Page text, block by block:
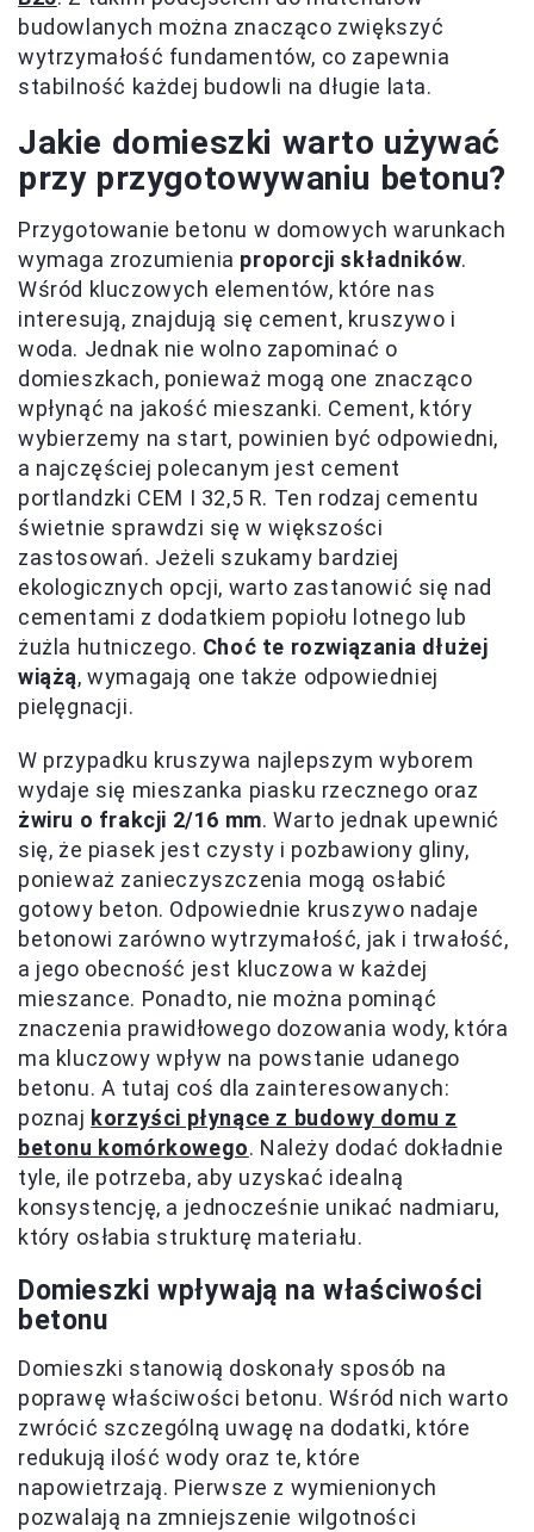
budowlanych można znacząco zwiększyć
wytrzymałość fundamentów, co zapewnia
stabilność każdej budowli na długie lata.
Jakie domieszki warto używać
przy przygotowywaniu betonu?
Przygotowanie betonu w domowych warunkach
wymaga zrozumienia proporcji składników.
Wśród kluczowych elementów, które nas
interesują, znajdują się cement, kruszywo i
woda. Jednak nie wolno zapominać o
domieszkach, ponieważ mogą one znacząco
wpłynąć na jakość mieszanki. Cement, który
wybierzemy na start, powinien być odpowiedni,
a najczęściej polecanym jest cement
portlandzki CEM I 32,5 R. Ten rodzaj cementu
świetnie sprawdzi się w większości
zastosowań. Jeżeli szukamy bardziej
ekologicznych opcji, warto zastanowić się nad
cementami z dodatkiem popiołu lotnego lub
żużla hutniczego. Choć te rozwiązania dłużej
wiążą, wymagają one także odpowiedniej
pielęgnacji.
W przypadku kruszywa najlepszym wyborem
wydaje się mieszanka piasku rzecznego oraz
żwiru o frakcji 2/16 mm. Warto jednak upewnić
się, że piasek jest czysty i pozbawiony gliny,
ponieważ zanieczyszczenia mogą osłabić
gotowy beton. Odpowiednie kruszywo nadaje
betonowi zarówno wytrzymałość, jak i trwałość,
a jego obecność jest kluczowa w każdej
mieszance. Ponadto, nie można pominąć
znaczenia prawidłowego dozowania wody, która
ma kluczowy wpływ na powstanie udanego
betonu. A tutaj coś dla zainteresowanych:
poznaj korzyści płynące z budowy domu z
betonu komórkowego. Należy dodać dokładnie
tyle, ile potrzeba, aby uzyskać idealną
konsystencję, a jednocześnie unikać nadmiaru,
który osłabia strukturę materiału.
Domieszki wpływają na właściwości
betonu
Domieszki stanowią doskonały sposób na
poprawę właściwości betonu. Wśród nich warto
zwrócić szczególną uwagę na dodatki, które
redukują ilość wody oraz te, które
napowietrzają. Pierwsze z wymienionych
pozwalają na zmniejszenie wilgotności